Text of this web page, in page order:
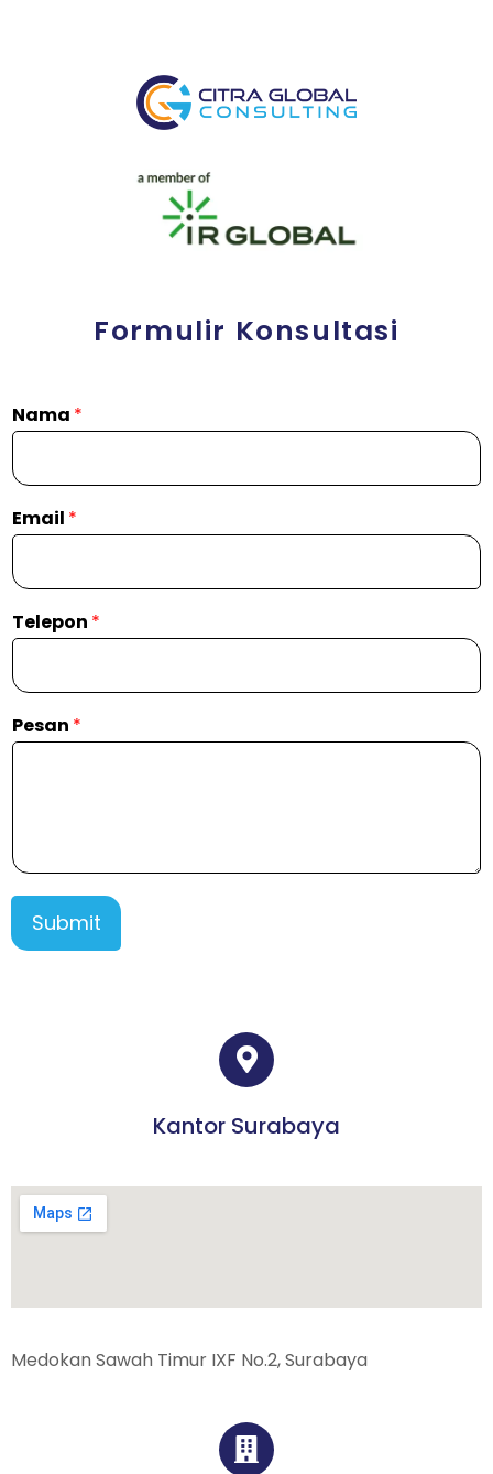
Formulir Konsultasi
Nama *
Email *
Telepon *
Pesan *
Submit
Kantor Surabaya
Medokan Sawah Timur IXF No.2, Surabaya